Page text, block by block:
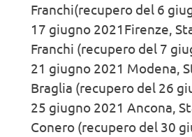
Franchi(recupero del 6
17 giugno 2021Firenze,
Franchi (recupero del 7
21 giugno 2021 Modena,
Braglia (recupero del 26
25 giugno 2021 Ancona,
Conero (recupero del 30